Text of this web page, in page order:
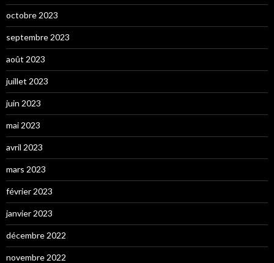
octobre 2023
septembre 2023
août 2023
juillet 2023
juin 2023
mai 2023
avril 2023
mars 2023
février 2023
janvier 2023
décembre 2022
novembre 2022